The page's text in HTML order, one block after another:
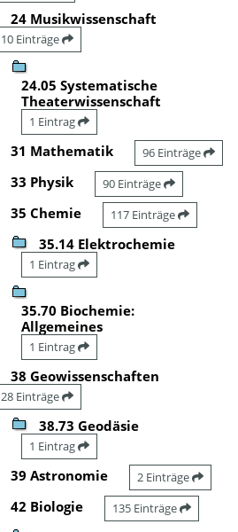
24 Musikwissenschaft
10 Einträge
24.05 Systematische
Theaterwissenschaft
1 Eintrag
31 Mathematik 96 Einträge
33 Physik 90 Einträge
35 Chemie 117 Einträge
35.14 Elektrochemie
1 Eintrag
35.70 Biochemie:
Allgemeines
1 Eintrag
38 Geowissenschaften
28 Einträge
38.73 Geodäsie
1 Eintrag
39 Astronomie 2 Einträge
42 Biologie 135 Einträge